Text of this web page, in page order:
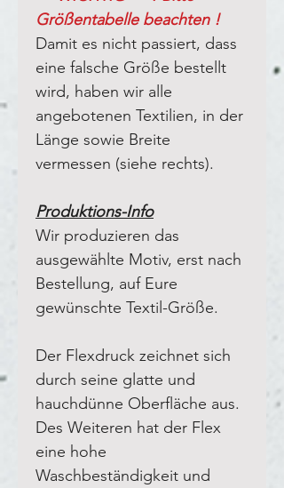
Größentabelle beachten !
Damit es nicht passiert, dass
eine falsche Größe bestellt
wird, haben wir alle
angebotenen Textilien, in der
Länge sowie Breite
vermessen (siehe rechts).
Produktions-Info
Wir produzieren das
ausgewählte Motiv, erst nach
Bestellung, auf Eure
gewünschte Textil-Größe.
Der Flexdruck zeichnet sich
durch seine glatte und
hauchdünne Oberfläche aus.
Des Weiteren hat der Flex
eine hohe
Waschbeständigkeit und